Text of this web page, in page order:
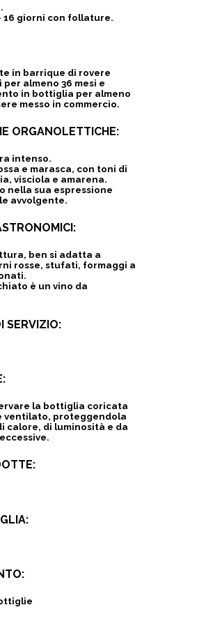
16 giorni con follature.
in barrique di rovere
almeno 36 mesi e
in bottiglia per almeno
messo in commercio.
ORGANOLETTICHE:
intenso.
e marasca, con toni di
visciola e amarena.
nella sua espressione
avvolgente.
ben si adatta a
rosse, stufati, formaggi a
è un vino da
SERVIZIO:
la bottiglia coricata
ventilato, proteggendola
calore, di luminosità e da